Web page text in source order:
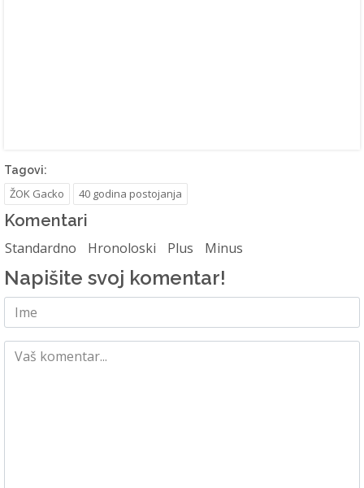
Tagovi:
ŽOK Gacko 40 godina postojanja
Komentari
Standardno Hronoloski Plus Minus
Napišite svoj komentar!